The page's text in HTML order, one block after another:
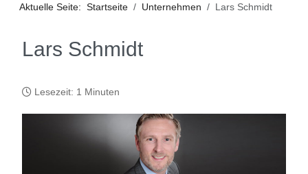
Aktuelle Seite:Startseite Unternehmen Lars Schmidt
Lars Schmidt
Lesezeit: 1 Minuten